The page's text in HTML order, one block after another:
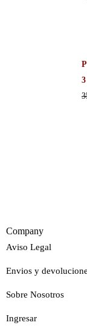
3
Company
Aviso Legal
Envios y
Sobre Nosotros
Ingresar